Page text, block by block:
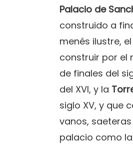
Palacio de
construido a
menés ilustre,
construir por el
de finales del
del XVI, y la
siglo XV, y que
vanos,
palacio como la